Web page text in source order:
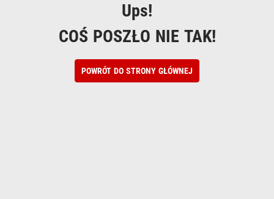
Ups!
COŚ POSZŁO NIE TAK!
POWRÓT DO STRONY GŁÓWNEJ